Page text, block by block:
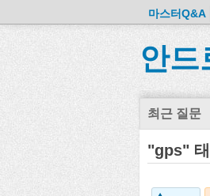
마스터Q&A
안드
최근 질문
"gps"